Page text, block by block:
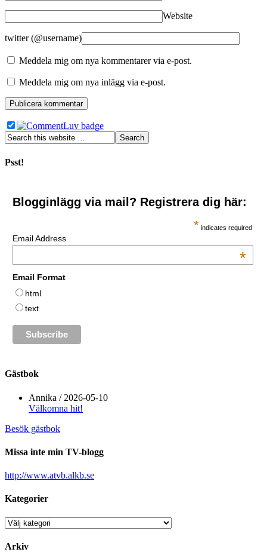
Website
twitter (@username)
Meddela mig om nya kommentarer via e-post.
Meddela mig om nya inlägg via e-post.
Psst!
Blogginlägg via mail? Registrera dig här:
* indicates required
Email Address
*
Email Format
html
text
Gästbok
Annika / 2026-05-10
Välkomna hit!
Besök gästbok
Missa inte min TV-blogg
http://www.atvb.alkb.se
Kategorier
Kategorier
Arkiv